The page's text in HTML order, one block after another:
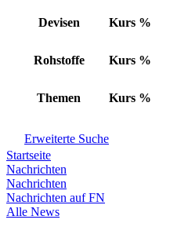
Devisen Kurs %
Rohstoffe Kurs %
Themen Kurs %
Erweiterte Suche
Startseite
Nachrichten
Nachrichten
Nachrichten auf FN
Alle News